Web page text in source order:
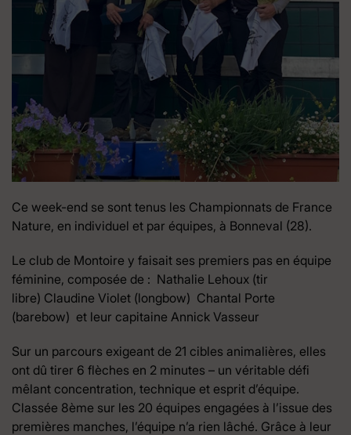
Ce week-end se sont tenus les Championnats de France
Nature, en individuel et par équipes, à Bonneval (28).
Le club de Montoire y faisait ses premiers pas en équipe
féminine, composée de : Nathalie Lehoux (tir
libre) Claudine Violet (longbow) Chantal Porte
(barebow) et leur capitaine Annick Vasseur
Sur un parcours exigeant de 21 cibles animalières, elles
ont dû tirer 6 flèches en 2 minutes – un véritable défi
mêlant concentration, technique et esprit d’équipe.
Classée 8ème sur les 20 équipes engagées à l’issue des
premières manches, l’équipe n’a rien lâché. Grâce à leur